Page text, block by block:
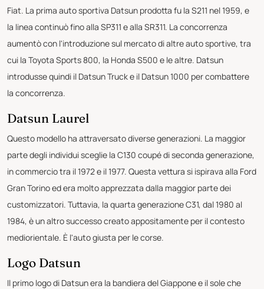
Fiat. La prima auto sportiva Datsun prodotta fu la S211 nel 1959, e
la linea continuò fino alla SP311 e alla SR311. La concorrenza
aumentò con l'introduzione sul mercato di altre auto sportive, tra
cui la Toyota Sports 800, la Honda S500 e le altre. Datsun
introdusse quindi il Datsun Truck e il Datsun 1000 per combattere
la concorrenza.
Datsun Laurel
Questo modello ha attraversato diverse generazioni. La maggior
parte degli individui sceglie la C130 coupé di seconda generazione,
in commercio tra il 1972 e il 1977. Questa vettura si ispirava alla Ford
Gran Torino ed era molto apprezzata dalla maggior parte dei
customizzatori. Tuttavia, la quarta generazione C31, dal 1980 al
1984, è un altro successo creato appositamente per il contesto
mediorientale. È l'auto giusta per le corse.
Logo Datsun
Il primo logo di Datsun era la bandiera del Giappone e il sole che